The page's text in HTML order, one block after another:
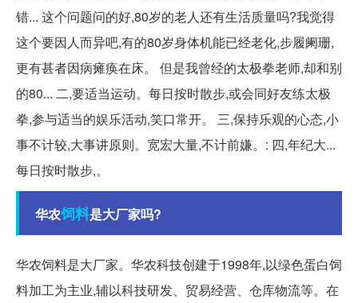
错... 这个问题问的好,80岁的老人还有生活质量吗?我觉得
这个要因人而异吧,有的80岁身体机能已经老化,步履阑珊,
更有甚者因病瘫痪在床。 但是我曾经的太极拳老师,却和别
的80... 二,要适当运动。每日按时散步,或会同好友练太极
拳,参与适当的娱乐活动,笑口常开。 三,保持乐观的心态,小
事不计较,大事讲原则。宽宏大量,不计前嫌。: 四,年纪大...
每日按时散步,。
华农饲料是大厂家吗?
华农饲料是大厂家。华农科技创建于1998年,以绿色蛋白饲
料加工为主业,辅以科技研发、贸易经营、仓库物流等。在